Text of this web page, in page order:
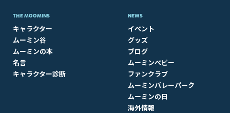
THE MOOMINS
キャラクター
ムーミン谷
ムーミンの本
名言
キャラクター診断
NEWS
イベント
グッズ
ブログ
ムーミンベビー
ファンクラブ
ムーミンバレーパーク
ムーミンの日
海外情報